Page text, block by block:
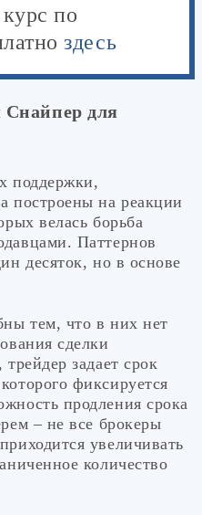
по
здесь
Снайпер для
поддержки,
построены на реакции
велась борьба
Паттернов
десяток, но в основе
тем, что в них нет
сделки
задает срок
фиксируется
продления срока
– не все брокеры
увеличивать
количество